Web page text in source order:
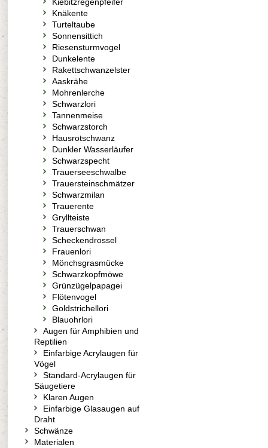
Knäkente
Turteltaube
Sonnensittich
Riesensturmvogel
Dunkelente
Rakettschwanzelster
Aaskrähe
Mohrenlerche
Schwarzlori
Tannenmeise
Schwarzstorch
Hausrotschwanz
Dunkler Wasserläufer
Schwarzspecht
Trauerseeschwalbe
Trauersteinschmätzer
Schwarzmilan
Trauerente
Gryllteiste
Trauerschwan
Scheckendrossel
Frauenlori
Mönchsgrasmücke
Schwarzkopfmöwe
Grünzügelpapagei
Flötenvogel
Goldstrichellori
Blauohrlori
Augen für Amphibien und
Reptilien
Einfarbige Acrylaugen für
Vögel
Standard-Acrylaugen für
Säugetiere
Klaren Augen
Einfarbige Glasaugen auf
Draht
Schwänze
Materialen